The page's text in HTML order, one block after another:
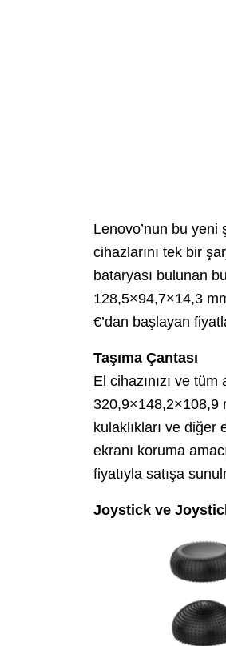
Lenovo’nun bu yeni
cihazlarını tek bir
bataryası bulunan
128,5×94,7×14,3
€’dan başlayan
Taşıma Çantası
El cihazınızı ve
320,9×148,2×108,9
kulaklıkları ve diğer
ekranı koruma
fiyatıyla satışa
Joystick ve